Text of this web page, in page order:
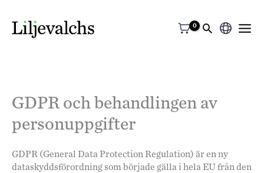
Välj
GDPR och behandlingen av
personuppgifter
GDPR (General Data Protection Regulation) är en ny
dataskyddsförordning som började gälla i hela EU från den